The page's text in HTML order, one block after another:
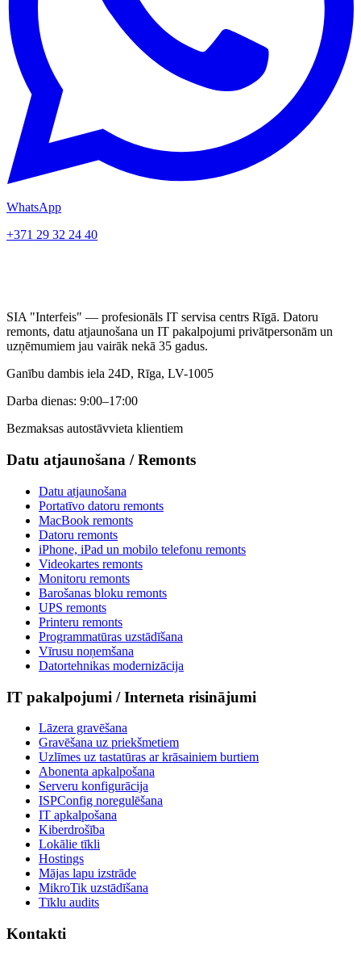
WhatsApp
+371 29 32 24 40
SIA "Interfeis" — profesionāls IT servisa centrs Rīgā. Datoru
remonts, datu atjaunošana un IT pakalpojumi privātpersonām un
uzņēmumiem jau vairāk nekā 35 gadus.
Ganību dambis iela 24D, Rīga, LV-1005
Darba dienas: 9:00–17:00
Bezmaksas autostāvvieta klientiem
Datu atjaunošana /Remonts
Datu atjaunošana
Portatīvo datoru remonts
MacBook remonts
Datoru remonts
iPhone, iPad un mobilo telefonu remonts
Videokartes remonts
Monitoru remonts
Barošanas bloku remonts
UPS remonts
Printeru remonts
Programmatūras uzstādīšana
Vīrusu noņemšana
Datortehnikas modernizācija
IT pakalpojumi /Interneta risinājumi
Lāzera gravēšana
Gravēšana uz priekšmetiem
Uzlīmes uz tastatūras ar krāsainiem burtiem
Abonenta apkalpošana
Serveru konfigurācija
ISPConfig noregulēšana
IT apkalpošana
Kiberdrošība
Lokālie tīkli
Hostings
Mājas lapu izstrāde
MikroTik uzstādīšana
Tīklu audits
Kontakti